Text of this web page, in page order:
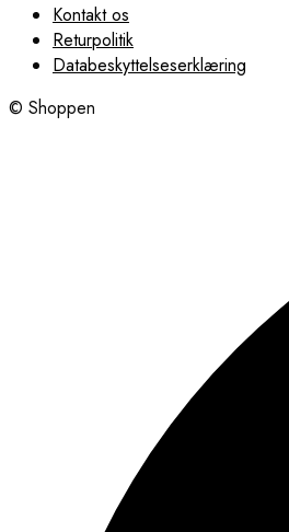
Kontakt os
Returpolitik
Databeskyttelseserklæring
© Shoppen